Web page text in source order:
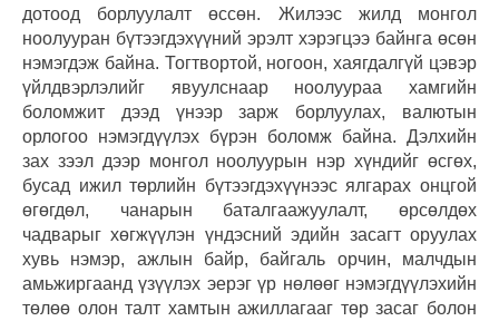
дотоод борлуулалт өссөн. Жилээс жилд монгол
ноолууран бүтээгдэхүүний эрэлт хэрэгцээ байнга өсөн
нэмэгдэж байна. Тогтвортой, ногоон, хаягдалгүй цэвэр
үйлдвэрлэлийг явуулснаар ноолуураа хамгийн
боломжит дээд үнээр зарж борлуулах, валютын
орлогоо нэмэгдүүлэх бүрэн боломж байна. Дэлхийн
зах зээл дээр монгол ноолуурын нэр хүндийг өсгөх,
бусад ижил төрлийн бүтээгдэхүүнээс ялгарах онцгой
өгөгдөл, чанарын баталгаажуулалт, өрсөлдөх
чадварыг хөгжүүлэн үндэсний эдийн засагт оруулах
хувь нэмэр, ажлын байр, байгаль орчин, малчдын
амьжиргаанд үзүүлэх эерэг үр нөлөөг нэмэгдүүлэхийн
төлөө олон талт хамтын ажиллагааг төр засаг болон